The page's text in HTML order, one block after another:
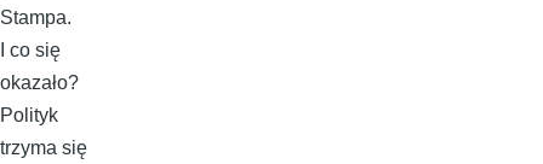
Stampa.
I co się
okazało?
Polityk
trzyma się